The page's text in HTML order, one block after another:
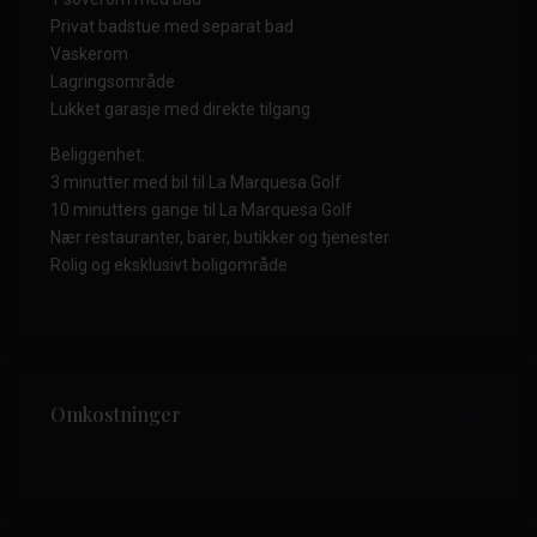
Privat badstue med separat bad
Vaskerom
Lagringsområde
Lukket garasje med direkte tilgang
Beliggenhet:
3 minutter med bil til La Marquesa Golf
10 minutters gange til La Marquesa Golf
Nær restauranter, barer, butikker og tjenester
Rolig og eksklusivt boligområde
Omkostninger